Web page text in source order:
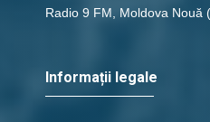
Radio 9 FM, Moldova Nouă
Informații legale